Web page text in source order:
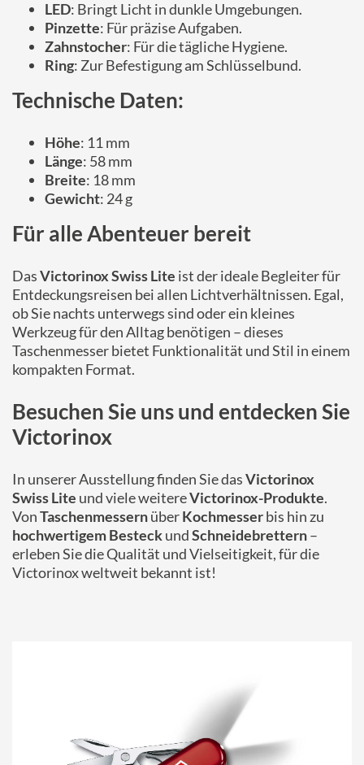
LED: Bringt Licht in dunkle Umgebungen.
Pinzette: Für präzise Aufgaben.
Zahnstocher: Für die tägliche Hygiene.
Ring: Zur Befestigung am Schlüsselbund.
Technische Daten:
Höhe: 11 mm
Länge: 58 mm
Breite: 18 mm
Gewicht: 24 g
Für alle Abenteuer bereit
DasVictorinox Swiss Lite ist der ideale Begleiter für
Entdeckungsreisen bei allen Lichtverhältnissen. Egal,
ob Sie nachts unterwegs sind oder ein kleines
Werkzeug für den Alltag benötigen – dieses
Taschenmesser bietet Funktionalität und Stil in einem
kompakten Format.
Besuchen Sie uns und entdecken Sie
Victorinox
In unserer Ausstellung finden Sie dasVictorinox
Swiss Lite und viele weitereVictorinox-Produkte.
VonTaschenmessernüberKochmesserbis hin zu
hochwertigem BesteckundSchneidebrettern–
erleben Sie die Qualität und Vielseitigkeit, für die
Victorinox weltweit bekannt ist!